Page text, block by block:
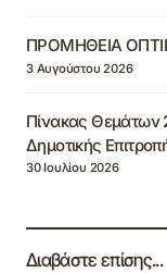
ΠΡΟΜΗΘΕΙΑ
3 Αυγούστου 2026
Πίνακας Θεμάτων
Δημοτικής
30 Ιουλίου 2026
Διαβάστε επίσης...